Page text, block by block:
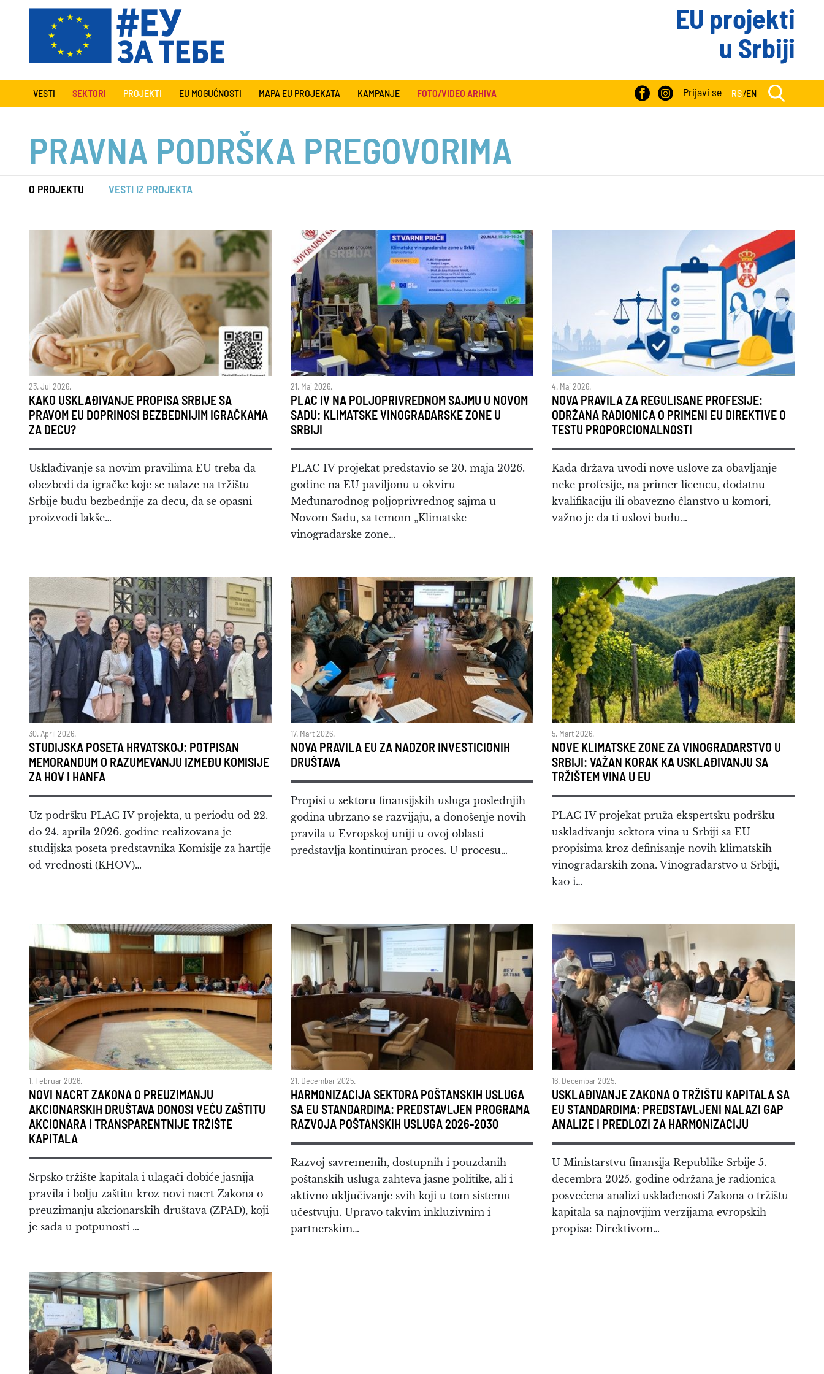
EU projekti
u Srbiji
VESTI SEKTORI PROJEKTI EU MOGUĆNOSTI MAPA EU PROJEKATA KAMPANJE FOTO/VIDEO ARHIVA Prijavi se RS/EN
PRAVNA PODRŠKA PREGOVORIMA
O PROJEKTU VESTI IZ PROJEKTA
23. Jul 2026.
KAKO USKLAĐIVANJE PROPISA SRBIJE SA
PRAVOM EU DOPRINOSI BEZBEDNIJIM IGRAČKAMA
ZA DECU?
Usklađivanje sa novim pravilima EU treba da
obezbedi da igračke koje se nalaze na tržištu
Srbije budu bezbednije za decu, da se opasni
proizvodi lakše…
21. Maj 2026.
PLAC IV NA POLJOPRIVREDNOM SAJMU U NOVOM
SADU: KLIMATSKE VINOGRADARSKE ZONE U
SRBIJI
PLAC IV projekat predstavio se 20. maja 2026.
godine na EU paviljonu u okviru
Međunarodnog poljoprivrednog sajma u
Novom Sadu, sa temom „Klimatske
vinogradarske zone…
4. Maj 2026.
NOVA PRAVILA ZA REGULISANE PROFESIJE:
ODRŽANA RADIONICA O PRIMENI EU DIREKTIVE O
TESTU PROPORCIONALNOSTI
Kada država uvodi nove uslove za obavljanje
neke profesije, na primer licencu, dodatnu
kvalifikaciju ili obavezno članstvo u komori,
važno je da ti uslovi budu…
30. April 2026.
STUDIJSKA POSETA HRVATSKOJ: POTPISAN
MEMORANDUM O RAZUMEVANJU IZMEĐU KOMISIJE
ZA HOV I HANFA
Uz podršku PLAC IV projekta, u periodu od 22.
do 24. aprila 2026. godine realizovana je
studijska poseta predstavnika Komisije za hartije
od vrednosti (KHOV)…
17. Mart 2026.
NOVA PRAVILA EU ZA NADZOR INVESTICIONIH
DRUŠTAVA
Propisi u sektoru finansijskih usluga poslednjih
godina ubrzano se razvijaju, a donošenje novih
pravila u Evropskoj uniji u ovoj oblasti
predstavlja kontinuiran proces. U procesu…
5. Mart 2026.
NOVE KLIMATSKE ZONE ZA VINOGRADARSTVO U
SRBIJI: VAŽAN KORAK KA USKLAĐIVANJU SA
TRŽIŠTEM VINA U EU
PLAC IV projekat pruža ekspertsku podršku
usklađivanju sektora vina u Srbiji sa EU
propisima kroz definisanje novih klimatskih
vinogradarskih zona. Vinogradarstvo u Srbiji,
kao i…
1. Februar 2026.
NOVI NACRT ZAKONA O PREUZIMANJU
AKCIONARSKIH DRUŠTAVA DONOSI VEĆU ZAŠTITU
AKCIONARA I TRANSPARENTNIJE TRŽIŠTE
KAPITALA
Srpsko tržište kapitala i ulagači dobiće jasnija
pravila i bolju zaštitu kroz novi nacrt Zakona o
preuzimanju akcionarskih društava (ZPAD), koji
je sada u potpunosti …
21. Decembar 2025.
HARMONIZACIJA SEKTORA POŠTANSKIH USLUGA
SA EU STANDARDIMA: PREDSTAVLJEN PROGRAMA
RAZVOJA POŠTANSKIH USLUGA 2026-2030
Razvoj savremenih, dostupnih i pouzdanih
poštanskih usluga zahteva jasne politike, ali i
aktivno uključivanje svih koji u tom sistemu
učestvuju. Upravo takvim inkluzivnim i
partnerskim…
16. Decembar 2025.
USKLAĐIVANJE ZAKONA O TRŽIŠTU KAPITALA SA
EU STANDARDIMA: PREDSTAVLJENI NALAZI GAP
ANALIZE I PREDLOZI ZA HARMONIZACIJU
U Ministarstvu finansija Republike Srbije 5.
decembra 2025. godine održana je radionica
posvećena analizi usklađenosti Zakona o tržištu
kapitala sa najnovijim verzijama evropskih
propisa: Direktivom…